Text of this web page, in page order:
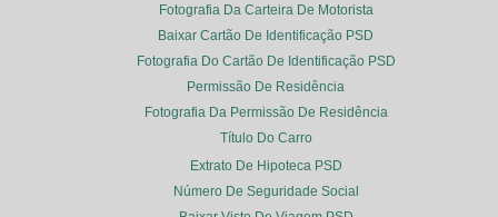
Fotografia Da Carteira De Motorista
Baixar Cartão De Identificação PSD
Fotografia Do Cartão De Identificação PSD
Permissão De Residência
Fotografia Da Permissão De Residência
Título Do Carro
Extrato De Hipoteca PSD
Número De Seguridade Social